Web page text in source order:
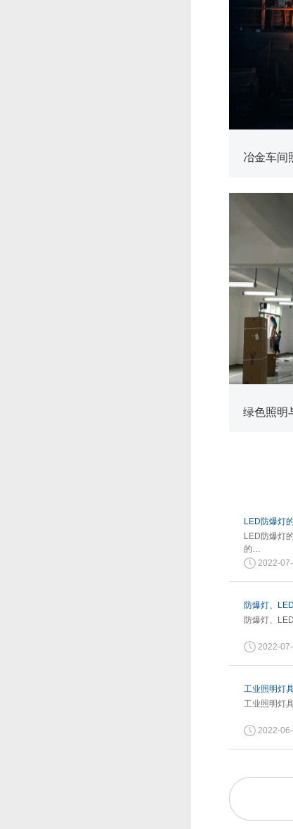
冶金车间
查看更多
绿色照明
LED防爆灯
LED防爆灯
的…
2022-
防爆灯、
防爆灯、
2022-
工业照明灯
工业照明灯
2022-